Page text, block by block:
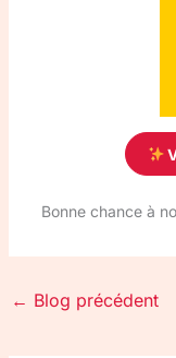
Bonne chance à
← Blog précédent